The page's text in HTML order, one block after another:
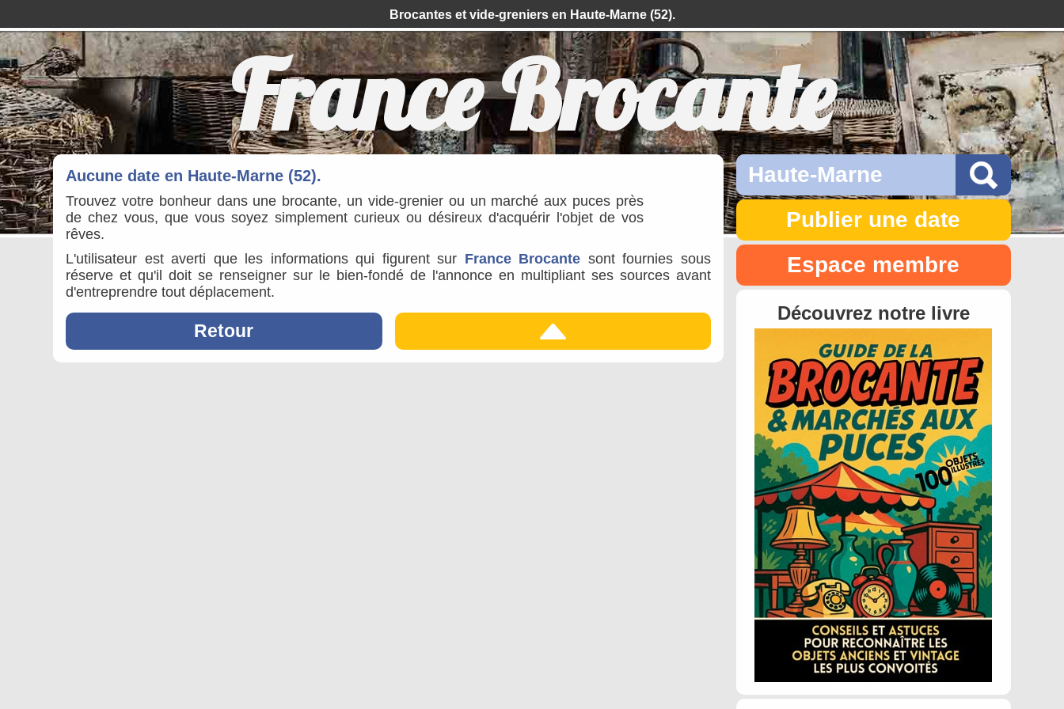
Brocantes et vide-greniers en Haute-Marne (52).
France Brocante
Aucune date en Haute-Marne (52).
Trouvez votre bonheur dans une brocante, un vide-grenier ou un marché aux puces près
de chez vous, que vous soyez simplement curieux ou désireux d'acquérir l'objet de vos
rêves.
L'utilisateur est averti que les informations qui figurent sur France Brocante sont fournies sous
réserve et qu'il doit se renseigner sur le bien-fondé de l'annonce en multipliant ses sources avant
d'entreprendre tout déplacement.
Retour
Publier une date
Espace membre
Découvrez notre livre